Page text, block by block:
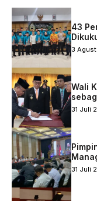
43
3
Wali
31 Juli
31 Juli